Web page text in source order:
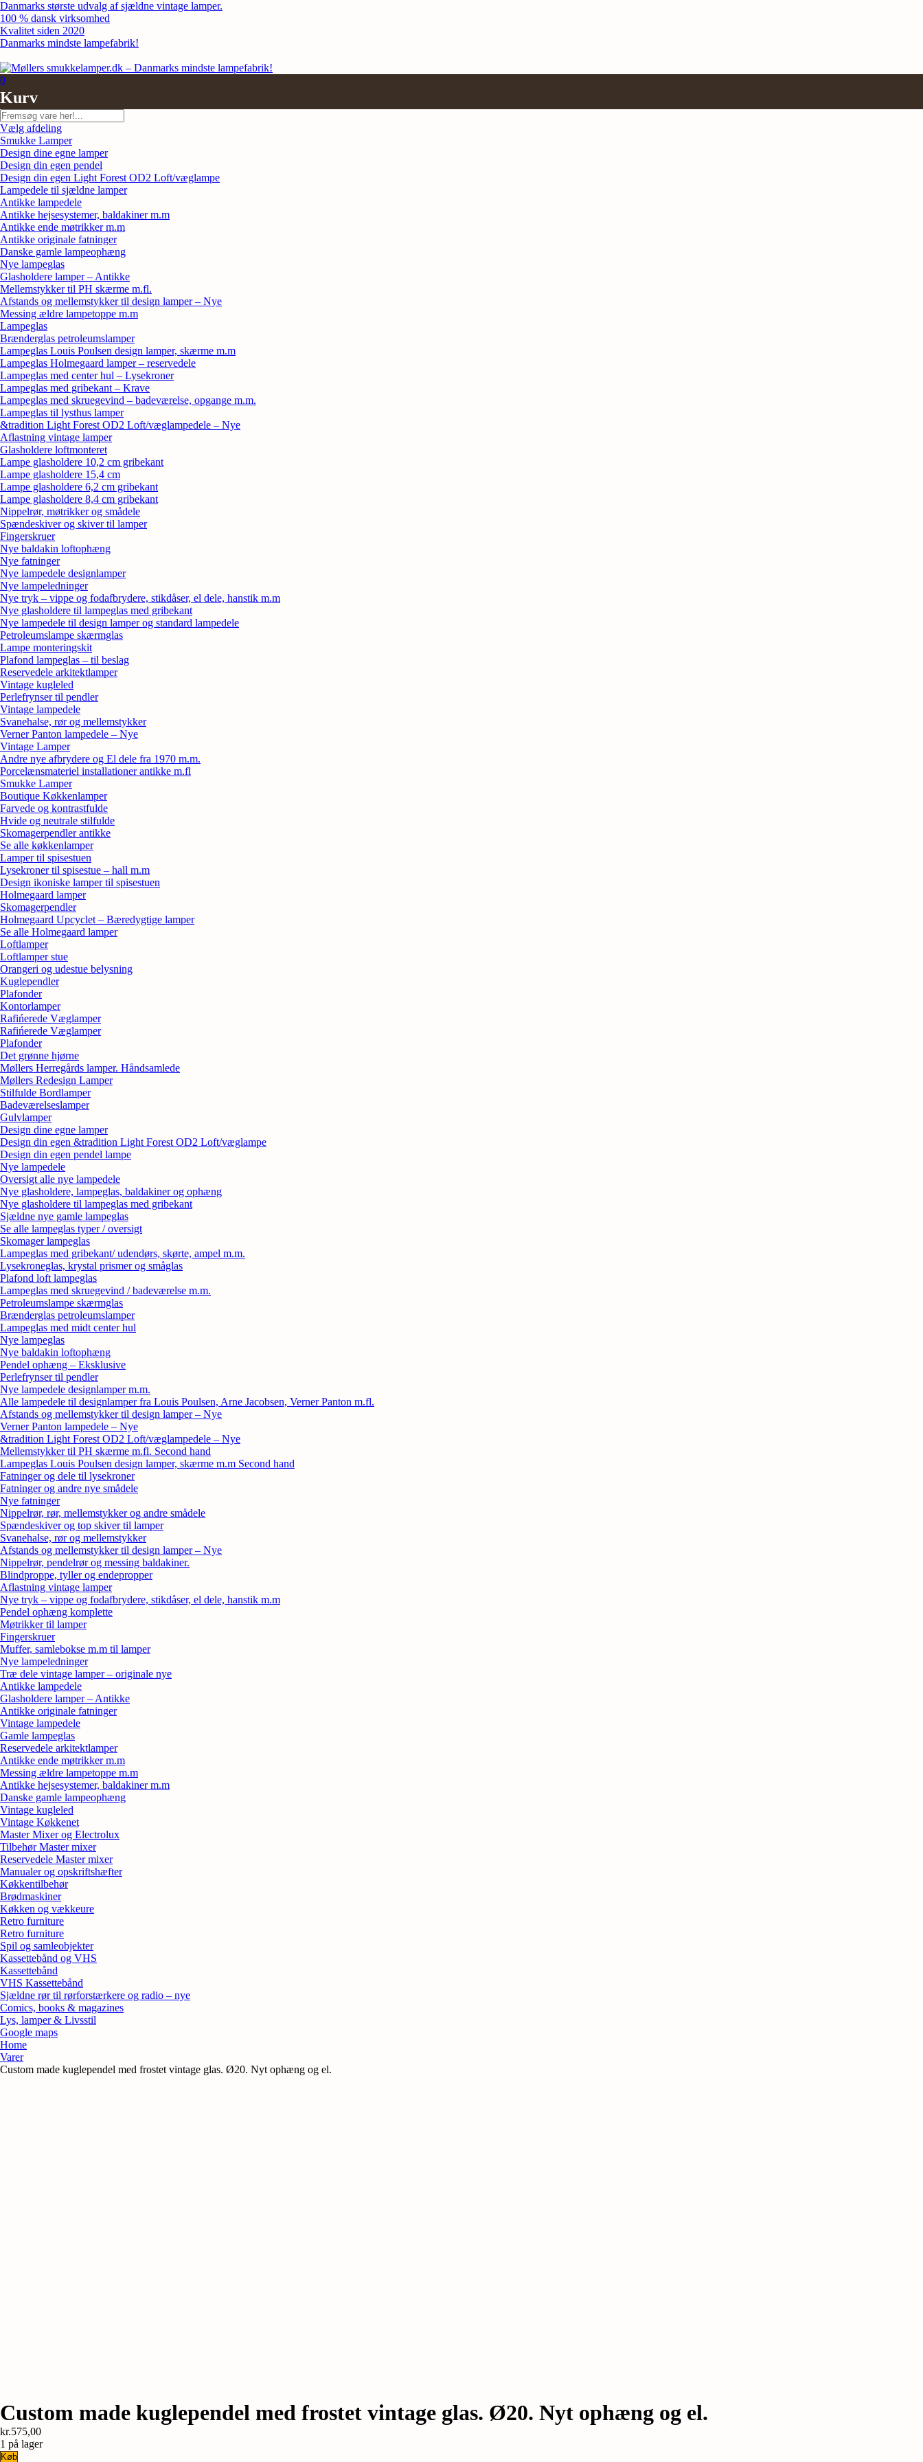
Skip
to
content
Danmarks største udvalg af sjældne vintage lamper.
100 % dansk virksomhed
Kvalitet siden 2020
Danmarks mindste lampefabrik!
0
Kurv
Søg
Vælg afdeling
Smukke Lamper
Design dine egne lamper
Design din egen pendel
Design din egen Light Forest OD2 Loft/væglampe
Lampedele til sjældne lamper
Antikke lampedele
Antikke hejsesystemer, baldakiner m.m
Antikke ende møtrikker m.m
Antikke originale fatninger
Danske gamle lampeophæng
Nye lampeglas
Glasholdere lamper – Antikke
Mellemstykker til PH skærme m.fl.
Afstands og mellemstykker til design lamper – Nye
Messing ældre lampetoppe m.m
Lampeglas
Brænderglas petroleumslamper
Lampeglas Louis Poulsen design lamper, skærme m.m
Lampeglas Holmegaard lamper – reservedele
Lampeglas med center hul – Lysekroner
Lampeglas med gribekant – Krave
Lampeglas med skruegevind – badeværelse, opgange m.m.
Lampeglas til lysthus lamper
&tradition Light Forest OD2 Loft/væglampedele – Nye
Aflastning vintage lamper
Glasholdere loftmonteret
Lampe glasholdere 10,2 cm gribekant
Lampe glasholdere 15,4 cm
Lampe glasholdere 6,2 cm gribekant
Lampe glasholdere 8,4 cm gribekant
Nippelrør, møtrikker og smådele
Spændeskiver og skiver til lamper
Fingerskruer
Nye baldakin loftophæng
Nye fatninger
Nye lampedele designlamper
Nye lampeledninger
Nye tryk – vippe og fodafbrydere, stikdåser, el dele, hanstik m.m
Nye glasholdere til lampeglas med gribekant
Nye lampedele til design lamper og standard lampedele
Petroleumslampe skærmglas
Lampe monteringskit
Plafond lampeglas – til beslag
Reservedele arkitektlamper
Vintage kugleled
Perlefrynser til pendler
Vintage lampedele
Svanehalse, rør og mellemstykker
Verner Panton lampedele – Nye
Vintage Lamper
Andre nye afbrydere og El dele fra 1970 m.m.
Porcelænsmateriel installationer antikke m.fl
Smukke Lamper
Boutique Køkkenlamper
Farvede og kontrastfulde
Hvide og neutrale stilfulde
Skomagerpendler antikke
Se alle køkkenlamper
Lamper til spisestuen
Lysekroner til spisestue – hall m.m
Design ikoniske lamper til spisestuen
Holmegaard lamper
Skomagerpendler
Holmegaard Upcyclet – Bæredygtige lamper
Se alle Holmegaard lamper
Loftlamper
Loftlamper stue
Orangeri og udestue belysning
Kuglependler
Plafonder
Kontorlamper
Rafińerede Væglamper
Rafińerede Væglamper
Plafonder
Det grønne hjørne
Møllers Herregårds lamper. Håndsamlede
Møllers Redesign Lamper
Stilfulde Bordlamper
Badeværelseslamper
Gulvlamper
Design dine egne lamper
Design din egen &tradition Light Forest OD2 Loft/væglampe
Design din egen pendel lampe
Nye lampedele
Oversigt alle nye lampedele
Nye glasholdere, lampeglas, baldakiner og ophæng
Nye glasholdere til lampeglas med gribekant
Sjældne nye gamle lampeglas
Se alle lampeglas typer / oversigt
Skomager lampeglas
Lampeglas med gribekant/ udendørs, skørte, ampel m.m.
Lysekroneglas, krystal prismer og småglas
Plafond loft lampeglas
Lampeglas med skruegevind / badeværelse m.m.
Petroleumslampe skærmglas
Brænderglas petroleumslamper
Lampeglas med midt center hul
Nye lampeglas
Nye baldakin loftophæng
Pendel ophæng – Eksklusive
Perlefrynser til pendler
Nye lampedele designlamper m.m.
Alle lampedele til designlamper fra Louis Poulsen, Arne Jacobsen, Verner Panton m.fl.
Afstands og mellemstykker til design lamper – Nye
Verner Panton lampedele – Nye
&tradition Light Forest OD2 Loft/væglampedele – Nye
Mellemstykker til PH skærme m.fl. Second hand
Lampeglas Louis Poulsen design lamper, skærme m.m Second hand
Fatninger og dele til lysekroner
Fatninger og andre nye smådele
Nye fatninger
Nippelrør, rør, mellemstykker og andre smådele
Spændeskiver og top skiver til lamper
Svanehalse, rør og mellemstykker
Afstands og mellemstykker til design lamper – Nye
Nippelrør, pendelrør og messing baldakiner.
Blindproppe, tyller og endepropper
Aflastning vintage lamper
Nye tryk – vippe og fodafbrydere, stikdåser, el dele, hanstik m.m
Pendel ophæng komplette
Møtrikker til lamper
Fingerskruer
Muffer, samlebokse m.m til lamper
Nye lampeledninger
Træ dele vintage lamper – originale nye
Antikke lampedele
Glasholdere lamper – Antikke
Antikke originale fatninger
Vintage lampedele
Gamle lampeglas
Reservedele arkitektlamper
Antikke ende møtrikker m.m
Messing ældre lampetoppe m.m
Antikke hejsesystemer, baldakiner m.m
Danske gamle lampeophæng
Vintage kugleled
Vintage Køkkenet
Master Mixer og Electrolux
Tilbehør Master mixer
Reservedele Master mixer
Manualer og opskriftshæfter
Køkkentilbehør
Brødmaskiner
Køkken og vækkeure
Retro furniture
Retro furniture
Spil og samleobjekter
Kassettebånd og VHS
Kassettebånd
VHS Kassettebånd
Sjældne rør til rørforstærkere og radio – nye
Comics, books & magazines
Lys, lamper & Livsstil
Google maps
Home
Varer
Custom made kuglependel med frostet vintage glas. Ø20. Nyt ophæng og el.
Custom made kuglependel med frostet vintage glas. Ø20. Nyt ophæng og el.
kr.575,00
1 på lager
Custom
Køb